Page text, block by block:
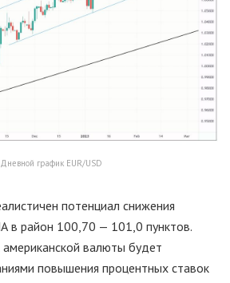
Дневной график EUR/USD
потенциал снижения
в район 100,70 — 101,0 пунктов.
валюты будет
повышения процентных ставок